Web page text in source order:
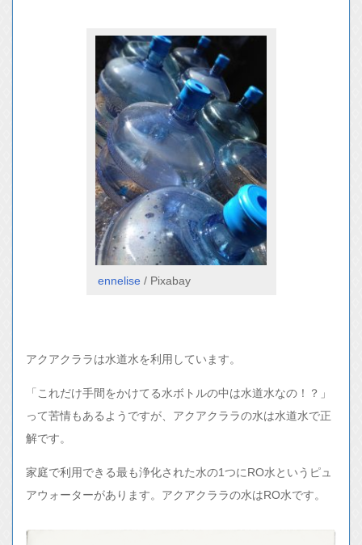
ennelise / Pixabay
アクアクララは水道水を利用しています。
「これだけ手間をかけてる水ボトルの中は水道水なの！？」
って苦情もあるようですが、アクアクララの水は水道水で正
解です。
家庭で利用できる最も浄化された水の1つにRO水というピュ
アウォーターがあります。アクアクララの水はRO水です。